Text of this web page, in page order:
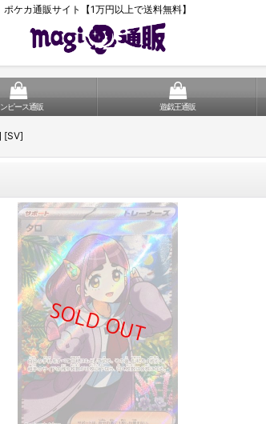
ポケカ通販サイト【1万円以上で送料無料】
ピース通販 遊戯王通販
[SV]